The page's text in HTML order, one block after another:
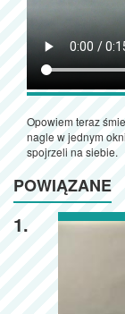
Opowiem teraz
nagle w jednym
spojrzeli na siebie.
POWIĄZANE
1.